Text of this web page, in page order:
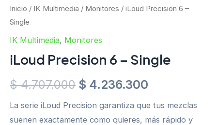
Inicio / IK Multimedia / Monitores / iLoud Precision 6 –
Single
IK Multimedia, Monitores
iLoud Precision 6 – Single
$4.707.000 $ 4.236.300
La serie iLoud Precision garantiza que tus mezclas
suenen exactamente como quieres, más rápido y